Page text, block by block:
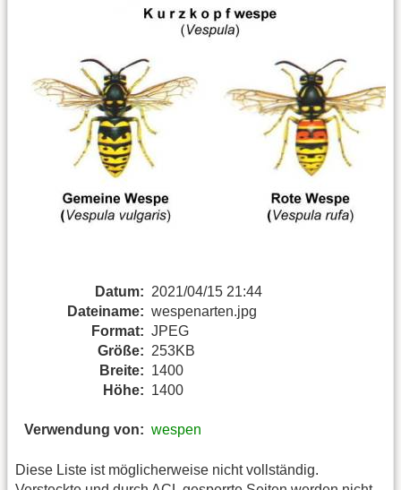
Datum: 2021/04/15 21:44
Dateiname: wespenarten.jpg
Format: JPEG
Größe: 253KB
Breite: 1400
Höhe: 1400
Verwendung von: wespen
Diese Liste ist möglicherweise nicht vollständig.